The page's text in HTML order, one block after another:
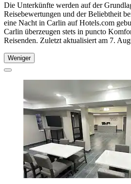
Die Unterkünfte werden auf der
Reisebewertungen und der Beliebtheit
eine Nacht in Carlin auf Hotels.com
Carlin überzeugen stets in puncto
Reisenden. Zuletzt aktualisiert am 7.
Weniger